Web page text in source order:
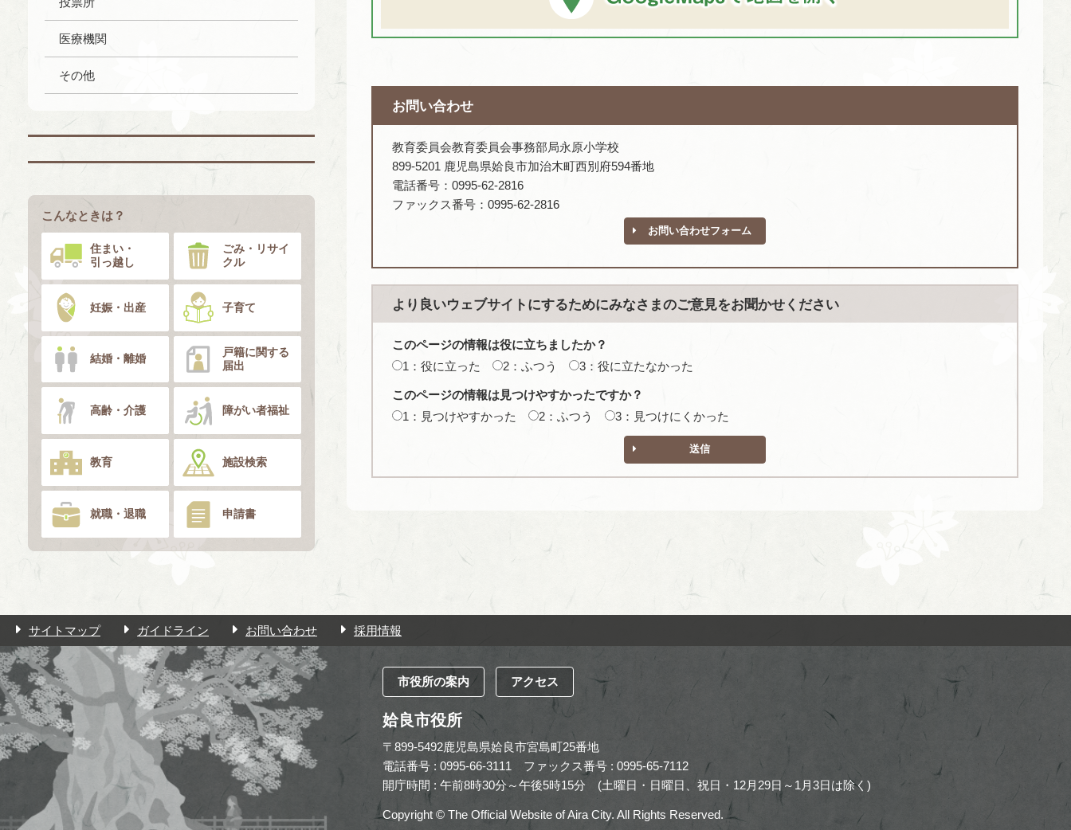
医療機関
その他
こんなときは？
住まい・
引っ越し
ごみ・リサイ
クル
妊娠・出産 子育て
結婚・離婚
戸籍に関する
届出
高齢・介護 障がい者福祉
教育 施設検索
就職・退職 申請書
お問い合わせ
教育委員会教育委員会事務部局永原小学校
899-5201 鹿児島県姶良市加治木町西別府594番地
電話番号：0995-62-2816
ファックス番号：0995-62-2816
お問い合わせフォーム
より良いウェブサイトにするためにみなさまのご意見をお聞かせください
このページの情報は役に立ちましたか？
1：役に立った
2：ふつう 3：役に立たなかった
このページの情報は見つけやすかったですか？
1：見つけやすかった
2：ふつう 3：見つけにくかった
送信
サイトマップ ガイドライン お問い合わせ 採用情報
市役所の案内 アクセス
姶良市役所
〒899-5492鹿児島県姶良市宮島町25番地
電話番号 : 0995-66-3111
ファックス番号 : 0995-65-7112
開庁時間 : 午前8時30分～午後5時15分
(土曜日・日曜日、祝日・12月29日～1月3日は除く)
Copyright © The Official Website of Aira City. All Rights Reserved.